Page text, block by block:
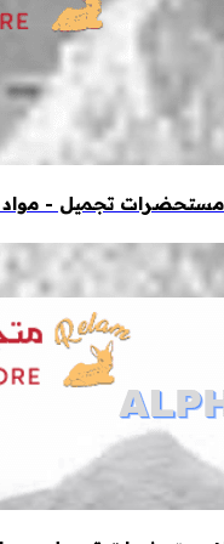
مستحضرات تجميل - مواد